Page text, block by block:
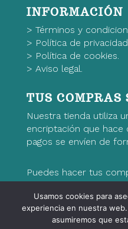
INFORMACIÓN
> Términos y
> Política de
> Política de cookies.
> Aviso legal.
TUS COMPRAS
Nuestra tienda utiliza
encriptación que
pagos se envíen de
Puedes hacer tus
Usamos cookies para
experiencia en nuestra
asumiremos que